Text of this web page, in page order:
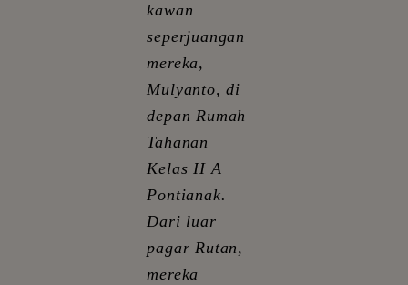
kawan
seperjuangan
mereka,
Mulyanto, di
depan Rumah
Tahanan
Kelas II A
Pontianak.
Dari luar
pagar Rutan,
mereka